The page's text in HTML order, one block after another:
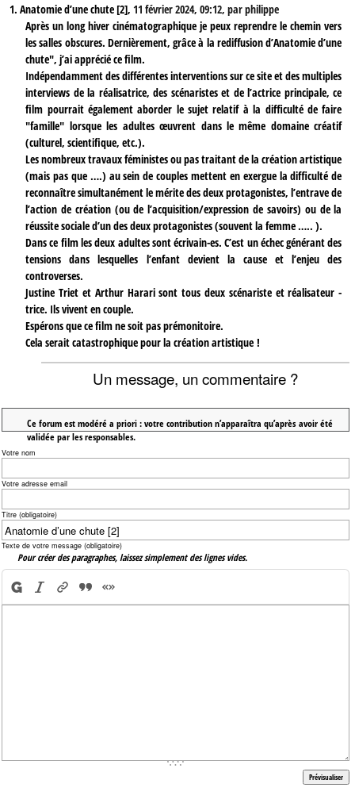
1. Anatomie d’une chute [2],11 février 2024, 09:12,parphilippe
Après un long hiver cinématographique je peux reprendre le chemin vers
les salles obscures. Dernièrement, grâce à la rediffusion d’Anatomie d’une
chute", j’ai apprécié ce film.
Indépendamment des différentes interventions sur ce site et des multiples
interviews de la réalisatrice, des scénaristes et de l’actrice principale, ce
film pourrait également aborder le sujet relatif à la difficulté de faire
"famille" lorsque les adultes œuvrent dans le même domaine créatif
(culturel, scientifique, etc.).
Les nombreux travaux féministes ou pas traitant de la création artistique
(mais pas que ….) au sein de couples mettent en exergue la difficulté de
reconnaître simultanément le mérite des deux protagonistes, l’entrave de
l’action de création (ou de l’acquisition/expression de savoirs) ou de la
réussite sociale d’un des deux protagonistes (souvent la femme ….. ).
Dans ce film les deux adultes sont écrivain-es. C’est un échec générant des
tensions dans lesquelles l’enfant devient la cause et l’enjeu des
controverses.
Justine Triet et Arthur Harari sont tous deux scénariste et réalisateur -
trice. Ils vivent en couple.
Espérons que ce film ne soit pas prémonitoire.
Cela serait catastrophique pour la création artistique !
Un message, un commentaire ?
Ce forum est modéré a priori : votre contribution n’apparaîtra qu’après avoir été
validée par les responsables.
Votre nom
Votre adresse email
Titre (obligatoire)
Texte de votre message (obligatoire)
Pour créer des paragraphes, laissez simplement des lignes vides.